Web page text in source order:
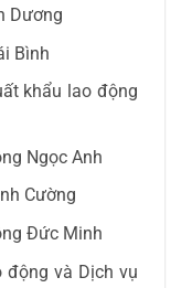
Dương
Bình
khẩu lao động
Ngọc Anh
Cường
Đức Minh
động và Dịch vụ